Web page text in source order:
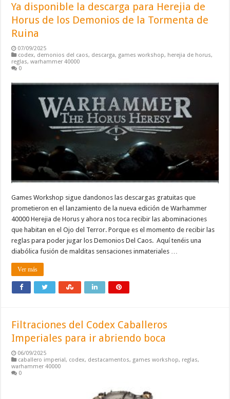
Ya disponible la descarga para Herejia de
Horus de los Demonios de la Tormenta de
Ruina
07/09/2025
codex, demonios del caos, descarga, games workshop, herejia de horus,
reglas,warhammer 40000
0
Games Workshop sigue dandonos las descargas gratuitas que
prometieron en el lanzamiento de la nueva edición de Warhammer
40000 Herejia de Horus y ahora nos toca recibir las abominaciones
que habitan en el Ojo del Terror. Porque es el momento de recibir las
reglas para poder jugar los Demonios Del Caos. Aquí tenéis una
diabólica fusión de malditas sensaciones inmateriales …
Ver más
Filtraciones del Codex Caballeros
Imperiales para ir abriendo boca
06/09/2025
caballero imperial, codex, destacamentos, games workshop, reglas,
warhammer 40000
0